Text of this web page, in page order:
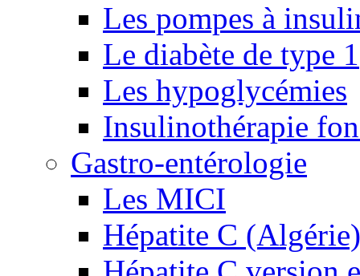
Les pompes à
Le diabète de type 1
Les hypoglycémies
Insulinothérapie
Gastro-entérologie
Les MICI
Hépatite C (Algérie)